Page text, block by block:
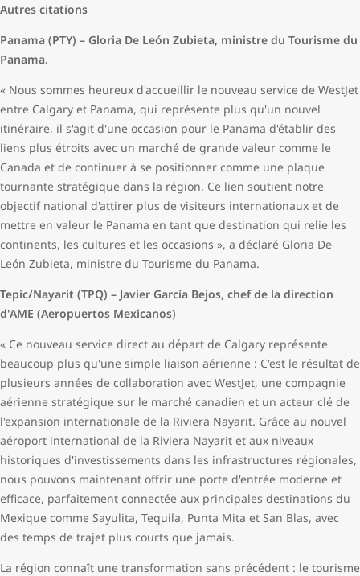
Autres citations
Panama (PTY) – Gloria De León Zubieta, ministre du Tourisme du
Panama.
« Nous sommes heureux d'accueillir le nouveau service de WestJet
entre Calgary et Panama, qui représente plus qu'un nouvel
itinéraire, il s'agit d'une occasion pour le Panama d'établir des
liens plus étroits avec un marché de grande valeur comme le
Canada et de continuer à se positionner comme une plaque
tournante stratégique dans la région. Ce lien soutient notre
objectif national d'attirer plus de visiteurs internationaux et de
mettre en valeur le Panama en tant que destination qui relie les
continents, les cultures et les occasions », a déclaré Gloria De
León Zubieta, ministre du Tourisme du Panama.
Tepic/Nayarit (TPQ) – Javier García Bejos, chef de la direction
d'AME (Aeropuertos Mexicanos)
« Ce nouveau service direct au départ de Calgary représente
beaucoup plus qu'une simple liaison aérienne : C'est le résultat de
plusieurs années de collaboration avec WestJet, une compagnie
aérienne stratégique sur le marché canadien et un acteur clé de
l'expansion internationale de la Riviera Nayarit. Grâce au nouvel
aéroport international de la Riviera Nayarit et aux niveaux
historiques d'investissements dans les infrastructures régionales,
nous pouvons maintenant offrir une porte d'entrée moderne et
efficace, parfaitement connectée aux principales destinations du
Mexique comme Sayulita, Tequila, Punta Mita et San Blas, avec
des temps de trajet plus courts que jamais.
La région connaît une transformation sans précédent : le tourisme